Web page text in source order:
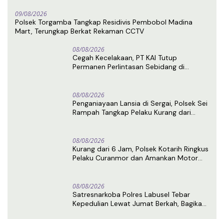
09/08/2026
Polsek Torgamba Tangkap Residivis Pembobol Madina
Mart, Terungkap Berkat Rekaman CCTV
08/08/2026
Cegah Kecelakaan, PT KAI Tutup
Permanen Perlintasan Sebidang di
08/08/2026
Penganiayaan Lansia di Sergai, Polsek Sei
Rampah Tangkap Pelaku Kurang dari
08/08/2026
Kurang dari 6 Jam, Polsek Kotarih Ringkus
Pelaku Curanmor dan Amankan Motor
08/08/2026
Satresnarkoba Polres Labusel Tebar
Kepedulian Lewat Jumat Berkah, Bagikan